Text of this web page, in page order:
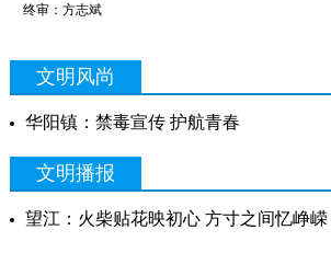
终审：方志斌
文明风尚
华阳镇：禁毒宣传 护航青春
文明播报
望江：火柴贴花映初心 方寸之间忆峥嵘